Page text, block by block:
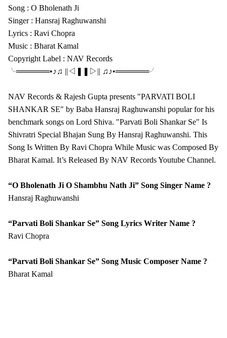
Song : O Bholenath Ji
Singer : Hansraj Raghuwanshi
Lyrics : Ravi Chopra
Music : Bharat Kamal
Copyright Label : NAV Records
╰══════•♪♫ ||◁ㅤ❚❚ㅤ▷|| ♫♪•══════╯
NAV Records & Rajesh Gupta presents "PARVATI BOLI
SHANKAR SE" by Baba Hansraj Raghuwanshi popular for his
benchmark songs on Lord Shiva. "Parvati Boli Shankar Se" Is
Shivratri Special Bhajan Sung By Hansraj Raghuwanshi. This
Song Is Written By Ravi Chopra While Music was Composed By
Bharat Kamal. It’s Released By NAV Records Youtube Channel.
“O Bholenath Ji O Shambhu Nath Ji” Song Singer Name ?
Hansraj Raghuwanshi
“Parvati Boli Shankar Se” Song Lyrics Writer Name ?
Ravi Chopra
“Parvati Boli Shankar Se” Song Music Composer Name ?
Bharat Kamal